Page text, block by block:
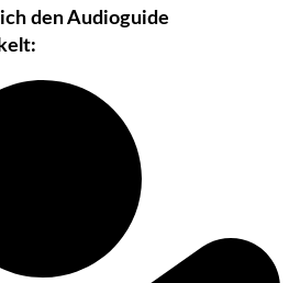
den Audioguide